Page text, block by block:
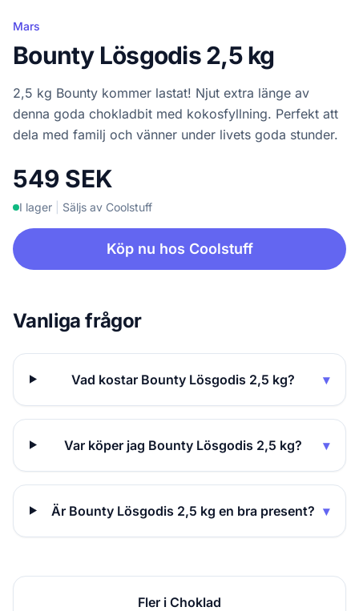
Mars
Bounty Lösgodis 2,5 kg
2,5 kg Bounty kommer lastat! Njut extra länge av
denna goda chokladbit med kokosfyllning. Perfekt att
dela med familj och vänner under livets goda stunder.
549 SEK
I lager Säljs av Coolstuff
Köp nu hos Coolstuff
Vanliga frågor
Vad kostar Bounty Lösgodis 2,5 kg? ▾
Var köper jag Bounty Lösgodis 2,5 kg? ▾
Är Bounty Lösgodis 2,5 kg en bra present? ▾
Fler i Choklad